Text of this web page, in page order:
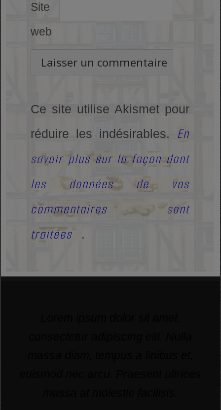
Site
web
Ce site utilise Akismet pour
réduire les indésirables. En
savoir plus sur la façon dont
les données de vos
commentaires sont
traitées
.